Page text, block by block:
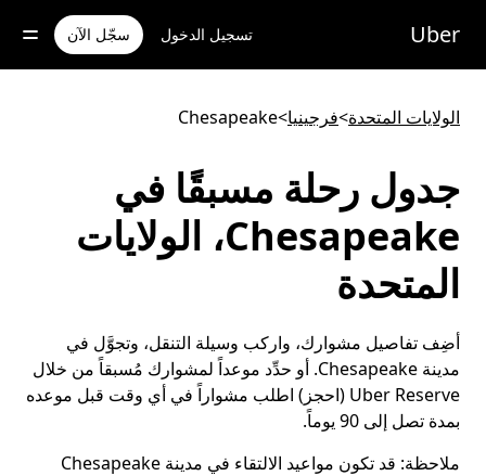
للوصول
المحتوى
Uber تسجيل الدخول سجّل الآن
الولايات المتحدة>فرجينيا>
Chesapeake
جدول رحلة مسبقًا في
Chesapeake، الولايات
المتحدة
أضِف تفاصيل مشوارك، واركب وسيلة التنقل، وتجوَّل في
مدينة Chesapeake. أو حدِّد موعداً لمشوارك مُسبقاً من خلال
Uber Reserve (احجز) اطلب مشواراً في أي وقت قبل موعده
بمدة تصل إلى 90 يوماً.
ملاحظة:
قد تكون مواعيد الالتقاء في مدينة Chesapeake